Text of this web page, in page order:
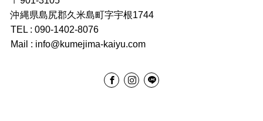
沖縄県島尻郡久米島町字宇根1744
TEL : 090-1402-8076
Mail : info@kumejima-kaiyu.com